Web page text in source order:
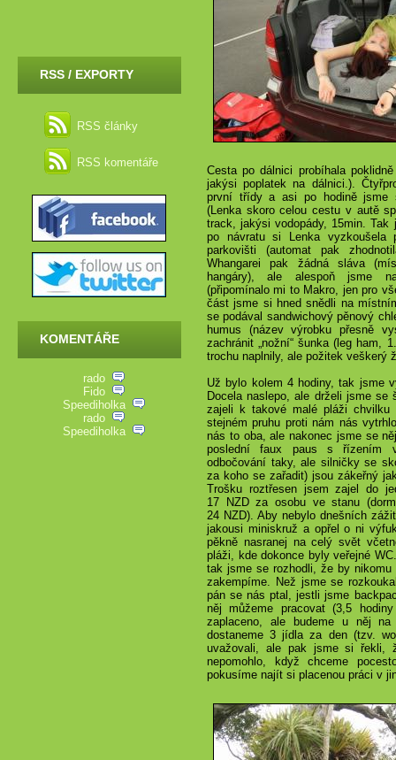
RSS / EXPORTY
RSS články
RSS komentáře
KOMENTÁŘE
rado
Fido
Speediholka
rado
Speediholka
Cesta po dálnici probíhala
jakýsi poplatek na dálnici.).
první třídy a asi po hodině jsme
(Lenka skoro celou cestu v autě
track, jakýsi vodopády, 15min.
po návratu si Lenka vyzkoušela
parkovišti (automat pak
Whangarei pak žádná sláva
hangáry), ale alespoň jsme
(připomínalo mi to Makro, jen pro
část jsme si hned snědli na
se podával sandwichový pěnový
humus (název výrobku přesně
zachránit „nožní“ šunka (leg ham,
trochu naplnily, ale požitek veškerý
Už bylo kolem 4 hodiny, tak jsme
Docela naslepo, ale drželi jsme
zajeli k takové malé pláži
stejném pruhu proti nám nás
nás to oba, ale nakonec jsme se
poslední faux paus s řízením
odbočování taky, ale silničky se
za koho se zařadit) jsou zákeřný
Trošku roztřesen jsem zajel do
17 NZDza osobu ve stanu
24 NZD). Aby nebylo dnešních
jakousi miniskruž a opřel o ni
pěkně nasranej na celý svět
pláži, kde dokonce byly veřejné
tak jsme se rozhodli, že by
zakempíme. Než jsme se
pán se nás ptal, jestli jsme
něj můžeme pracovat (3,5
zaplaceno, ale budeme u něj
dostaneme 3 jídla za den (tzv.
uvažovali, ale pak jsme si
nepomohlo, když chceme
pokusíme najít si placenou práci v